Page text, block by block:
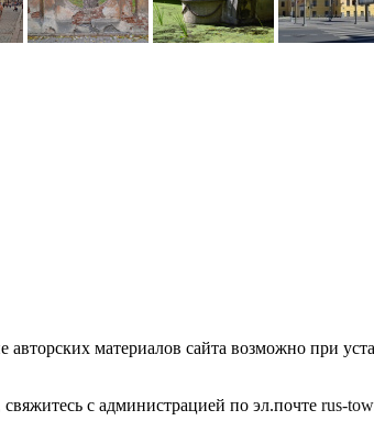
материалов сайта возможно при
с администрацией по эл.почте rus-